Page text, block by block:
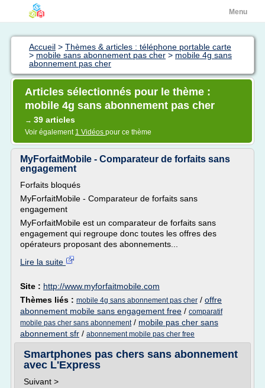
Menu
Accueil > Thèmes & articles : téléphone portable carte
> mobile sans abonnement pas cher > mobile 4g sans
abonnement pas cher
Articles sélectionnés pour le thème :
mobile 4g sans abonnement pas cher
→ 39 articles
Voir également 1 Vidéos pour ce thème
MyForfaitMobile - Comparateur de forfaits sans
engagement
Forfaits bloqués
MyForfaitMobile - Comparateur de forfaits sans
engagement
MyForfaitMobile est un comparateur de forfaits sans
engagement qui regroupe donc toutes les offres des
opérateurs proposant des abonnements...
Lire la suite
Site : http://www.myforfaitmobile.com
Thèmes liés : mobile 4g sans abonnement pas cher / offre
abonnement mobile sans engagement free / comparatif
mobile pas cher sans abonnement/ mobile pas cher sans
abonnement sfr / abonnement mobile pas cher free
Smartphones pas chers sans abonnement
avec L'Express
Suivant >